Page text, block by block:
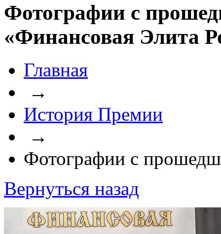
Фотографии с
«Финансовая Элита
Главная
→
История Премии
→
Фотографии с
Вернуться назад